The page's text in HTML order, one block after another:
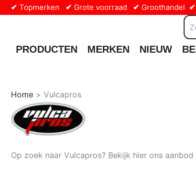
inhoud
✔ Topmerken ✔ Grote voorraad ✔ Groothandel ✔
PRODUCTEN MERKEN NIEUW
Home Vulcapros
Op zoek naar Vulcapros? Bekijk hier ons